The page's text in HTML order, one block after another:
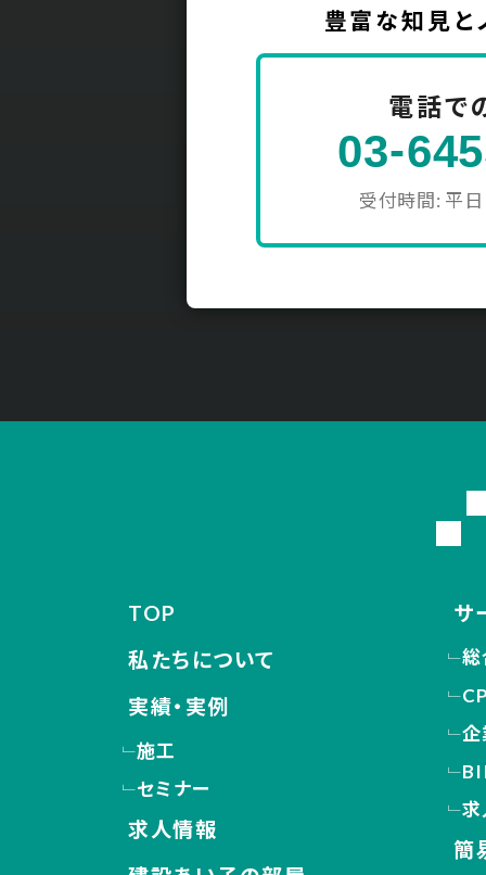
豊富な知見と
電話で
03-
受付時間: 平
TOP
私たちについて
実績・実例
施工
セミナー
求人情報
サ
総
企
求
簡